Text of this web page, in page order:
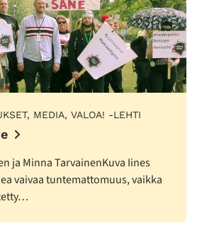
MEDIA, VALOA! -LEHTI
ja Minna TarvainenKuva Iines
vaivaa tuntemattomuus, vaikka